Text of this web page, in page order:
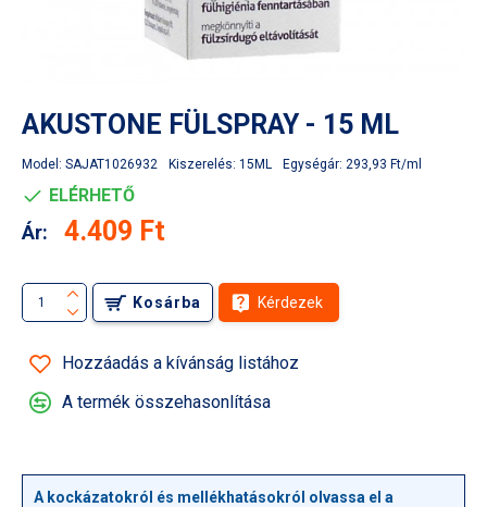
AKUSTONE FÜLSPRAY - 15 ML
Model: SAJAT1026932 Kiszerelés: 15ML Egységár: 293,93 Ft/ml
ELÉRHETŐ
Ár: 4.409 Ft
Kosárba Kérdezek
Hozzáadás a kívánság listához
A termék összehasonlítása
A kockázatokról és mellékhatásokról olvassa el a